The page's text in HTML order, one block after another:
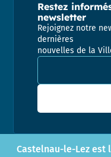
Restez
newsletter
Rejoignez notre
dernières
nouvelles de la
Adresse email
Castelnau-le-Lez